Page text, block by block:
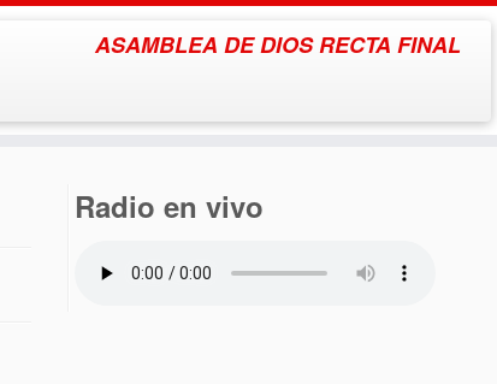
ASAMBLEA DE DIOS RECTA FINAL
Radio en vivo